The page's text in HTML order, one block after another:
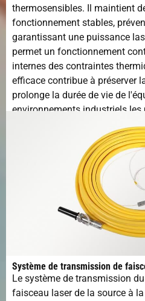
thermosensibles. Il maintient
fonctionnement stables,
garantissant une puissance
permet un fonctionnement
internes des contraintes
efficace contribue à préserver
prolonge la durée de vie de
environnements industriels les
Système de transmission de
Le système de transmission
faisceau laser de la source à